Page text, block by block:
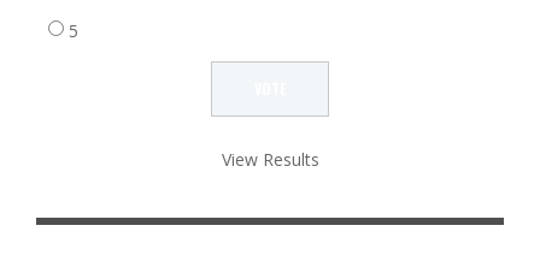
5
View Results